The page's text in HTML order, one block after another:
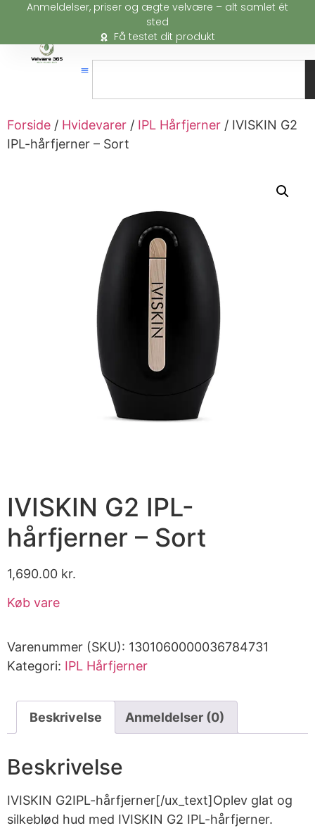
Anmeldelser, priser og ægte velvære – alt samlet ét
sted
Få testet dit produkt
Forside / Hvidevarer / IPL Hårfjerner / IVISKIN G2
IPL-hårfjerner – Sort
IVISKIN G2 IPL-
hårfjerner – Sort
1,690.00 kr.
Køb vare
Varenummer (SKU): 1301060000036784731
Kategori: IPL Hårfjerner
Beskrivelse Anmeldelser (0)
Beskrivelse
IVISKIN G2IPL-hårfjerner[/ux_text]Oplev glat og
silkeblød hud med IVISKIN G2 IPL-hårfjerner.